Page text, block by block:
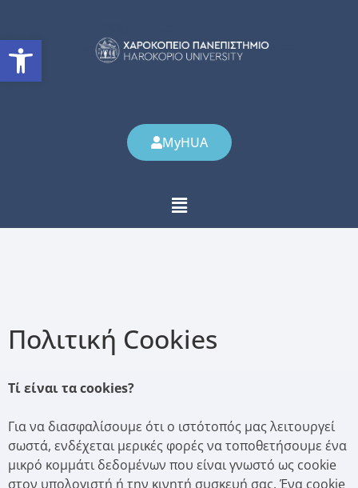
Ανοίξτε τη γραμμή
MyHUA
Πολιτική Cookies
Τί είναι τα cookies?
Για να διασφαλίσουμε ότι ο ιστότοπός μας λειτουργεί
σωστά, ενδέχεται μερικές φορές να τοποθετήσουμε ένα
μικρό κομμάτι δεδομένων που είναι γνωστό ως cookie
στον υπολογιστή ή την κινητή συσκευή σας. Ένα cookie